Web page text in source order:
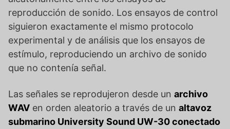
reproducción de sonido. Los ensayos de control
siguieron exactamente el mismo protocolo
experimental y de análisis que los ensayos de
estímulo, reproduciendo un archivo de sonido
que no contenía señal.
Las señales se reprodujeron desde un archivo
WAV en orden aleatorio a través de un altavoz
submarino University Sound UW-30 conectado